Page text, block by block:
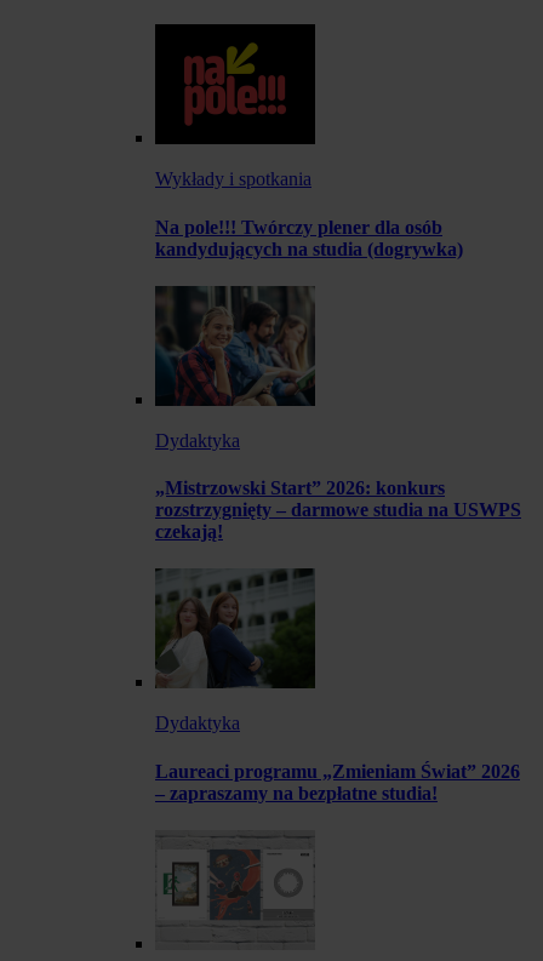
Wykłady i spotkania
Na pole!!! Twórczy plener dla osób
kandydujących na studia (dogrywka)
Dydaktyka
„Mistrzowski Start” 2026: konkurs
rozstrzygnięty – darmowe studia na USWPS
czekają!
Dydaktyka
Laureaci programu „Zmieniam Świat” 2026
– zapraszamy na bezpłatne studia!